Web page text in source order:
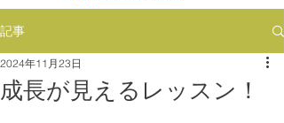
記事
成長が見えるレッスン！
2024年11月23日